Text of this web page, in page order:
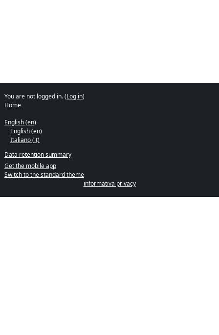
You are not logged in. (Log in)
Home
English ‎(en)‎
English ‎(en)‎
Italiano ‎(it)‎
Data retention summary
Get the mobile app
Switch to the standard theme
informativa privacy